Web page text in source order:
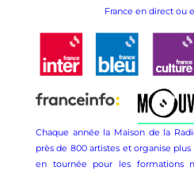
France en direct ou
Chaque année la Maison de la
près de 800 artistes et organise
en tournée pour les formations